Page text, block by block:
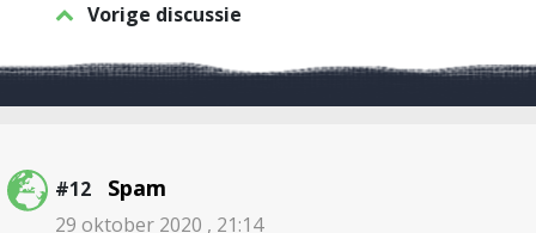
Vorige discussie
#12 Spam
29 oktober 2020 , 21:14